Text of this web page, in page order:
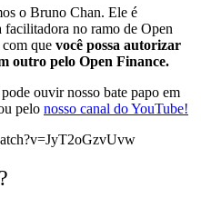
o Bruno Chan. Ele é
no ramo de Open
que você possa autorizar
outro pelo Open Finance.
ouvir nosso bate papo em
pelo nosso canal do YouTube!